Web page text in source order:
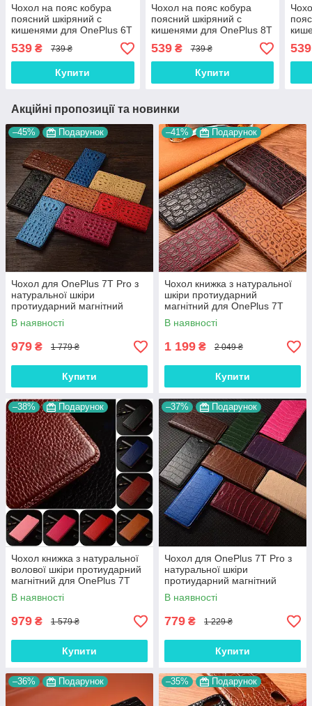
Чохол на пояс кобура
поясний шкіряний c
кишенями для OnePlus 6T
"RAMOS"
539 ₴ 739 ₴
Купити
Чохол на пояс кобура
поясний шкіряний c
кишенями для OnePlus 8T
"RAMOS"
539₴ 739 ₴
Купити
Pro
539
Акційні пропозиції та новинки
–45% Подарунок
Чохол для OnePlus 7T Pro з
натуральної шкіри
протиударний магнітний
книжка з підставкою
"CROCOHEAD"
В наявності
979 ₴ 1 779 ₴
Купити
–41% Подарунок
Чохол книжка з натуральної
шкіри протиударний
магнітний для OnePlus 7T
Pro "JACOSA"
В наявності
1 199 ₴ 2 049 ₴
Купити
–38% Подарунок
Чохол книжка з натуральної
волової шкіри протиударний
магнітний для OnePlus 7T
Pro "BULL"
В наявності
979 ₴ 1 579 ₴
Купити
–37% Подарунок
Чохол для OnePlus 7T Pro з
натуральної шкіри
протиударний магнітний
книжка з підставкою "LUXOR"
В наявності
779 ₴ 1 229 ₴
Купити
–36% Подарунок –35% Подарунок